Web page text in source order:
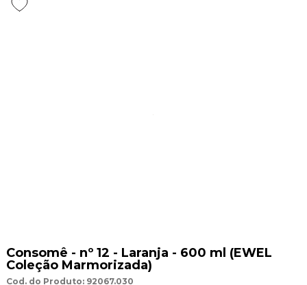
Consomê - nº 12 - Laranja - 600 ml (EWEL
Coleção Marmorizada)
Cod. do Produto: 92067.030